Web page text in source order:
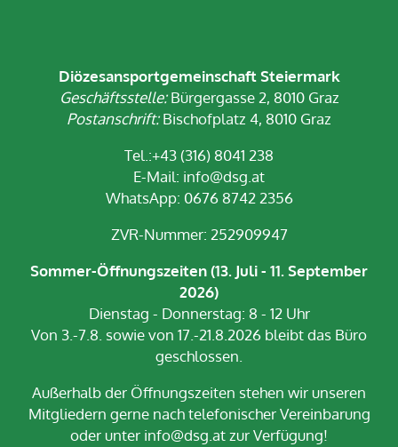
Diözesansportgemeinschaft Steiermark
Geschäftsstelle:Bürgergasse 2, 8010 Graz
Postanschrift:Bischofplatz 4, 8010 Graz
Tel.:+43 (316) 8041 238
E-Mail: info@dsg.at
WhatsApp: 0676 8742 2356
ZVR-Nummer: 252909947
Sommer-Öffnungszeiten (13. Juli - 11. September
2026)
Dienstag - Donnerstag: 8 - 12 Uhr
Von 3.-7.8. sowie von 17.-21.8.2026 bleibt das Büro
geschlossen.
Außerhalb der Öffnungszeiten stehen wir unseren
Mitgliedern gerne nach telefonischer Vereinbarung
oder unter info@dsg.at zur Verfügung!